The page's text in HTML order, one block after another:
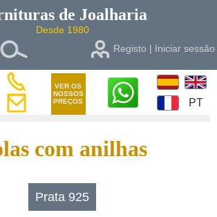
de Joalharia
Desde 1980
Registo | Iniciar sessão
VER OS
NOSSOS
PREÇOS
PT
com anilhas
Prata 925